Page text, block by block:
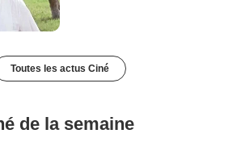
Toutes les actus Ciné
de la semaine